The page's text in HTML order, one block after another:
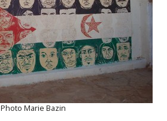
Photo Marie Bazin